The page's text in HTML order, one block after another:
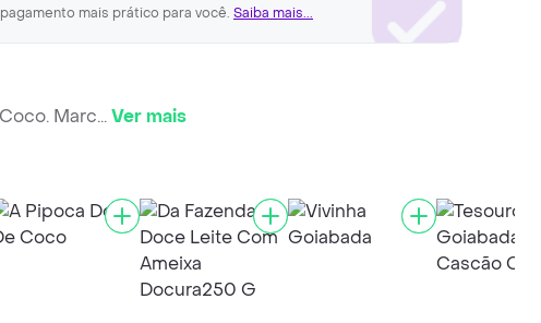
mais prático para você. Saiba mais...
Marc...Ver mais